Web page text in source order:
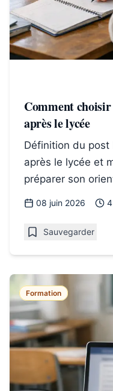
Comment
après le lycée
Définition du post
après le lycée et
préparer son
08 juin 2026
Sauvegarder
Formation